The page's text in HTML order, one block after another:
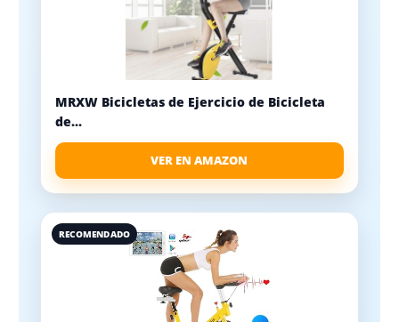
MRXW Bicicletas de Ejercicio de Bicicleta
de...
VER EN AMAZON
RECOMENDADO